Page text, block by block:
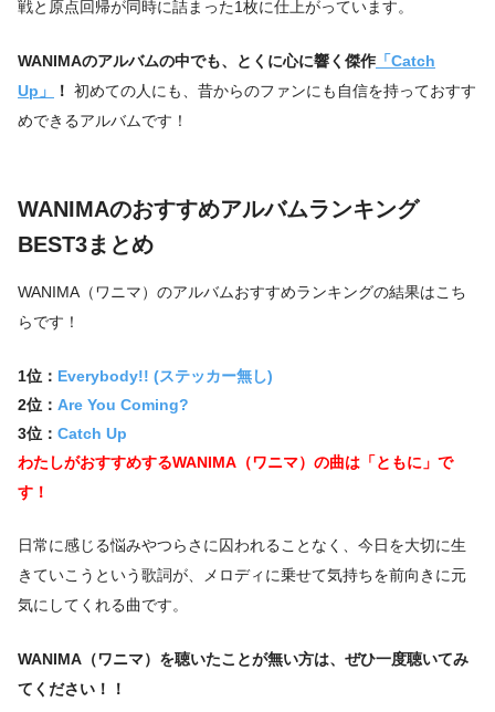
戦と原点回帰が同時に詰まった1枚に仕上がっています。
WANIMAのアルバムの中でも、とくに心に響く傑作「Catch
Up」
！ 初めての人にも、昔からのファンにも自信を持っておすす
めできるアルバムです！
WANIMAのおすすめアルバムランキング
BEST3まとめ
WANIMA（ワニマ）のアルバムおすすめランキングの結果はこち
らです！
1位： Everybody!! (ステッカー無し)
2位： Are You Coming?
3位： Catch Up
わたしがおすすめするWANIMA（ワニマ）の曲は「ともに」で
す！
日常に感じる悩みやつらさに囚われることなく、今日を大切に生
きていこうという歌詞が、メロディに乗せて気持ちを前向きに元
気にしてくれる曲です。
WANIMA（ワニマ）を聴いたことが無い方は、ぜひ一度聴いてみ
てください！！